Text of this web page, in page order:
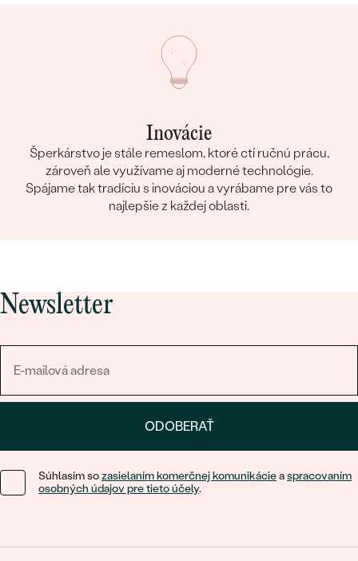
Inovácie
Šperkárstvo je stále remeslom, ktoré ctí ručnú prácu,
zároveň ale využívame aj moderné technológie.
Spájame tak tradíciu s inováciou a vyrábame pre vás to
najlepšie z každej oblasti.
Newsletter
ODOBERAŤ
Súhlasím sozasielaním komerčnej komunikácieaspracovaním
osobných údajov pre tieto účely.